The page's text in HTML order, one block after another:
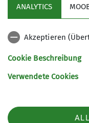
Teilnehmer
die Landschaft
auf die
Waldes. Zum
Pfarrkirche St.
Marktplatz in
gemütlichen
einer Brotzeit ein.
ANALYTICS
Akzeptieren
Cookie Beschreibung
Verwendete Cookies